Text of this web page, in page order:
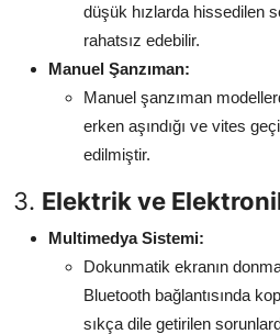
düşük hızlarda hissedilen
rahatsız edebilir.
Manuel Şanzıman:
Manuel şanzıman
erken aşındığı ve vites
edilmiştir.
3. Elektrik ve
Multimedya Sistemi:
Dokunmatik ekranın
Bluetooth bağlantısında
sıkça dile getirilen